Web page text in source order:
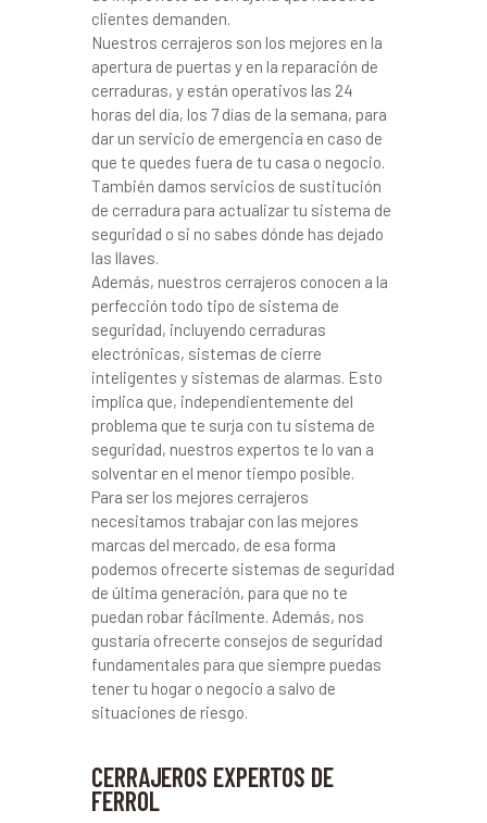
clientes demanden.
Nuestros cerrajeros son los mejores en la
apertura de puertas y en la reparación de
cerraduras, y están operativos las 24
horas del día, los 7 días de la semana, para
dar un servicio de emergencia en caso de
que te quedes fuera de tu casa o negocio.
También damos servicios de sustitución
de cerradura para actualizar tu sistema de
seguridad o si no sabes dónde has dejado
las llaves.
Además, nuestros cerrajeros conocen a la
perfección todo tipo de sistema de
seguridad, incluyendo cerraduras
electrónicas, sistemas de cierre
inteligentes y sistemas de alarmas. Esto
implica que, independientemente del
problema que te surja con tu sistema de
seguridad, nuestros expertos te lo van a
solventar en el menor tiempo posible.
Para ser los mejores cerrajeros
necesitamos trabajar con las mejores
marcas del mercado, de esa forma
podemos ofrecerte sistemas de seguridad
de última generación, para que no te
puedan robar fácilmente. Además, nos
gustaría ofrecerte consejos de seguridad
fundamentales para que siempre puedas
tener tu hogar o negocio a salvo de
situaciones de riesgo.
CERRAJEROS EXPERTOS DE
FERROL